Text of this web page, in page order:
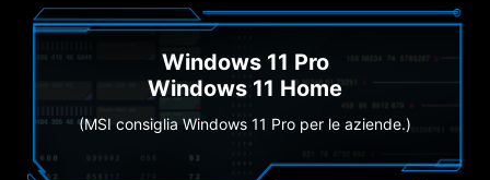
Windows 11 Pro
Windows 11 Home
(MSI consiglia Windows 11 Pro per le aziende.)